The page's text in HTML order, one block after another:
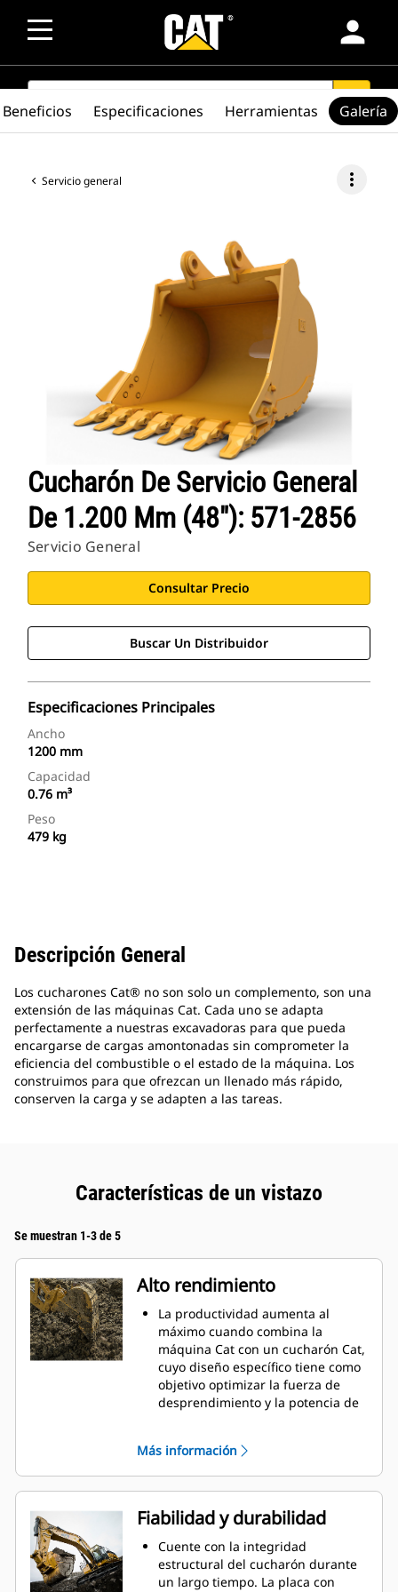
person
SEARCH search
Servicio general more_vert
Cucharón De Servicio General
De 1.200 Mm (48"): 571-2856
Servicio General
Consultar Precio
Buscar Un Distribuidor
Especificaciones Principales
Ancho
1200 mm
Capacidad
0.76 m³
Peso
479 kg
Beneficios Especificaciones Herramientas Galería
Descripción General
Los cucharones Cat® no son solo un complemento, son una
extensión de las máquinas Cat. Cada uno se adapta
perfectamente a nuestras excavadoras para que pueda
encargarse de cargas amontonadas sin comprometer la
eficiencia del combustible o el estado de la máquina. Los
construimos para que ofrezcan un llenado más rápido,
conserven la carga y se adapten a las tareas.
Características de un vistazo
Se muestran 1-3 de 5
Alto rendimiento
La productividad aumenta al
máximo cuando combina la
máquina Cat con un cucharón Cat,
cuyo diseño específico tiene como
objetivo optimizar la fuerza de
desprendimiento y la potencia de
radio mejora el flujo de material
hacia el cucharón. El espacio libre
del talón agregado asegura que la
parte inferior del cucharón no se
arrastre, lo que reduce los costos
de mantenimiento.
El consumo de combustible
alcanza el punto máximo durante
Más información
Fiabilidad y durabilidad
Cuente con la integridad
estructural del cucharón durante
un largo tiempo. La placa con